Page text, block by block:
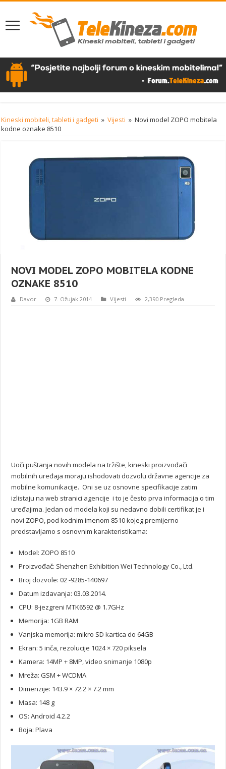
Kineski mobiteli, tableti i gadgeti » Vijesti » Novi model ZOPO mobitela
kodne oznake 8510
NOVI MODEL ZOPO MOBITELA KODNE
OZNAKE 8510
Davor 7. Ožujak 2014 Vijesti 2,390 Pregleda
Uoči puštanja novih modela na tržište, kineski proizvođači
mobilnih uređaja moraju ishodovati dozvolu državne agencije za
mobilne komunikacije. Oni se uz osnovne specifikacije zatim
izlistaju na web stranici agencije i to je često prva informacija o tim
uređajima. Jedan od modela koji su nedavno dobili certifikat je i
novi ZOPO, pod kodnim imenom 8510 kojeg premijerno
predstavljamo s osnovnim karakteristikama:
Model: ZOPO 8510
Proizvođač: Shenzhen Exhibition Wei Technology Co., Ltd.
Broj dozvole: 02 -9285-140697
Datum izdavanja: 03.03.2014.
CPU: 8-jezgreni MTK6592 @ 1.7GHz
Memorija: 1GB RAM
Vanjska memorija: mikro SD kartica do 64GB
Ekran: 5 inča, rezolucije 1024 × 720 piksela
Kamera: 14MP + 8MP, video snimanje 1080p
Mreža: GSM + WCDMA
Dimenzije: 143.9 × 72.2 × 7.2 mm
Masa: 148 g
OS: Android 4.2.2
Boja: Plava